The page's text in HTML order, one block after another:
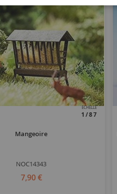
ECHELLE
1/87
Mangeoire
NOC14343
7,90 €